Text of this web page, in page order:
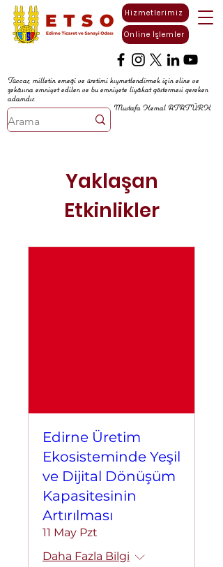
Online İşlemler
Hizmetlerimiz
Tüccar, milletin emeği ve üretimi kıymetlendirmek için eline ve
zekâsına emniyet edilen ve bu emniyete liyâkat göstermesi gereken
adamdır.
Mustafa Kemal ATATÜRK
Yaklaşan
Etkinlikler
Edirne Üretim
Ekosisteminde Yeşil
ve Dijital Dönüşüm
Kapasitesinin
Artırılması
11 May Pzt
Daha Fazla Bilgi